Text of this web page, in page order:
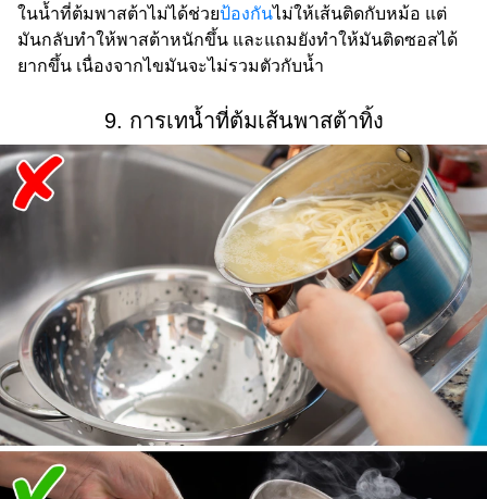
ในน้ำที่ต้มพาสต้าไม่ได้ช่วยป้องกันไม่ให้เส้นติดกับหม้อ แต่
มันกลับทำให้พาสต้าหนักขึ้น และแถมยังทำให้มันติดซอสได้
ยากขึ้น เนื่องจากไขมันจะไม่รวมตัวกับน้ำ
9. การเทน้ำที่ต้มเส้นพาสต้าทิ้ง